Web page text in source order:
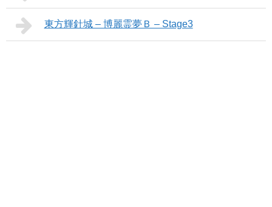
東方輝針城 – 博麗霊夢Ｂ – Stage3